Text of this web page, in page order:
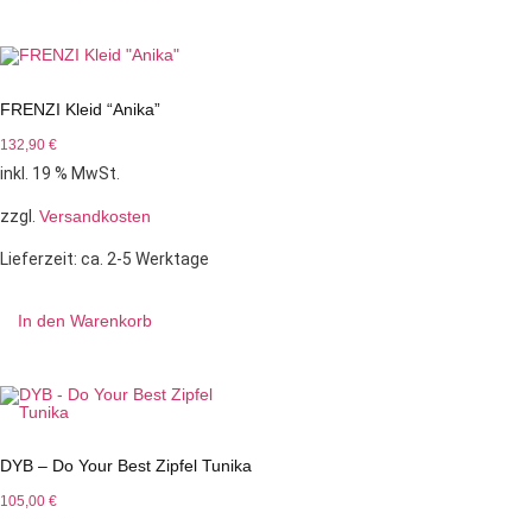
FRENZI Kleid “Anika”
132,90 €
inkl. 19 % MwSt.
zzgl. Versandkosten
Lieferzeit: ca. 2-5 Werktage
In den Warenkorb
DYB – Do Your Best Zipfel Tunika
105,00 €